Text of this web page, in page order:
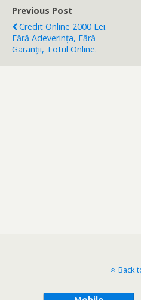
Previous Post
Credit Online 2000 Lei.
Fără Adeverința, Fără
Garanții, Totul Online.
Back